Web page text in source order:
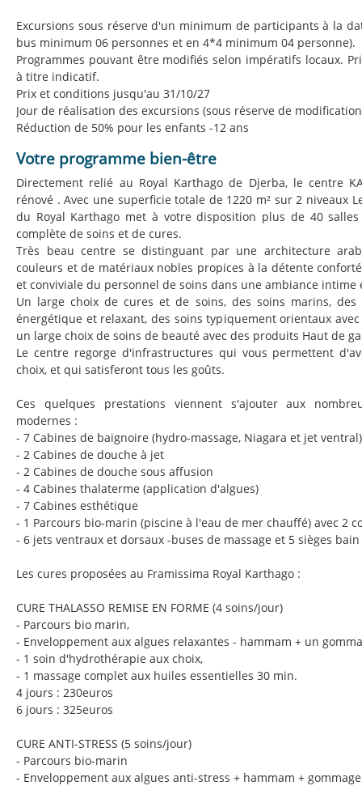
Excursions sous réserve d'un minimum de participants à la
bus minimum 06 personnes et en 4*4 minimum 04 personne).
Programmes pouvant être modifiés selon impératifs locaux.
à titre indicatif.
Prix et conditions jusqu'au 31/10/27
Jour de réalisation des excursions (sous réserve de
Réduction de 50% pour les enfants -12 ans
Votre programme bien-être
Directement relié au Royal Karthago de Djerba, le centre
rénové . Avec une superficie totale de 1220 m² sur 2 niveaux
du Royal Karthago met à votre disposition plus de 40
complète de soins et de cures.
Très beau centre se distinguant par une architecture
couleurs et de matériaux nobles propices à la détente
et conviviale du personnel de soins dans une ambiance intime
Un large choix de cures et de soins, des soins marins, des
énergétique et relaxant, des soins typiquement orientaux
un large choix de soins de beauté avec des produits Haut de
Le centre regorge d'infrastructures qui vous permettent
choix, et qui satisferont tous les goûts.
Ces quelques prestations viennent s'ajouter aux
modernes :
- 7 Cabines de baignoire (hydro-massage, Niagara et jet ventral)
- 2 Cabines de douche à jet
- 2 Cabines de douche sous affusion
- 4 Cabines thalaterme (application d'algues)
- 7 Cabines esthétique
- 1 Parcours bio-marin (piscine à l'eau de mer chauffé) avec 2
- 6 jets ventraux et dorsaux -buses de massage et 5 sièges
Les cures proposées au Framissima Royal Karthago :
CURE THALASSO REMISE EN FORME (4 soins/jour)
- Parcours bio marin,
- Enveloppement aux algues relaxantes - hammam + un
- 1 soin d'hydrothérapie aux choix,
- 1 massage complet aux huiles essentielles 30 min.
4 jours : 230euros
6 jours : 325euros
CURE ANTI-STRESS (5 soins/jour)
- Parcours bio-marin
- Enveloppement aux algues anti-stress + hammam +